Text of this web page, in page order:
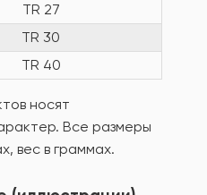
TR 27
TR 30
TR 40
носят
Все размеры
вес в граммах.